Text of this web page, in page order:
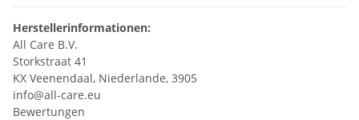
Herstellerinformationen:
All Care B.V.
Storkstraat 41
KX Veenendaal, Niederlande, 3905
info@all-care.eu
Bewertungen